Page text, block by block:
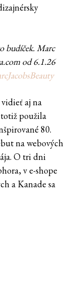
budíček. Marc
od 6.1.26
aj na
použila
80.
na webových
O tri dni
v e-shope
a Kanade sa